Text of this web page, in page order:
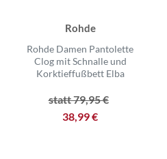
Rohde
Rohde Damen Pantolette
Clog mit Schnalle und
Korktieffußbett Elba
statt 79,95 €
38,99 €